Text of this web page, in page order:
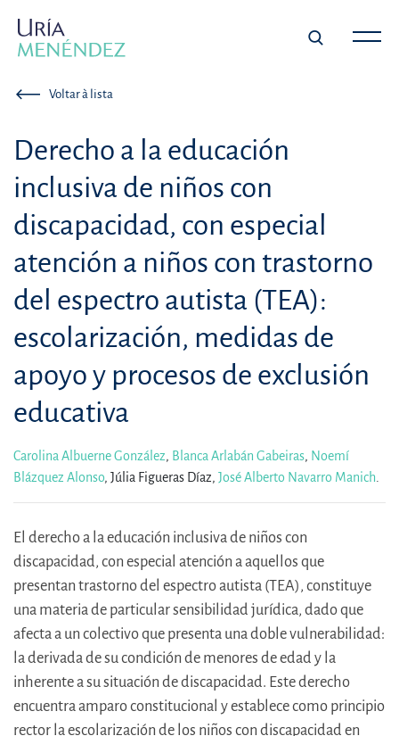
Voltar à lista
Derecho a la educación
inclusiva de niños con
discapacidad, con especial
atención a niños con trastorno
del espectro autista (TEA):
escolarización, medidas de
apoyo y procesos de exclusión
educativa
Carolina Albuerne González, Blanca Arlabán Gabeiras, Noemí
Blázquez Alonso, Júlia Figueras Díaz, José Alberto Navarro Manich.
El derecho a la educación inclusiva de niños con
discapacidad, con especial atención a aquellos que
presentan trastorno del espectro autista (TEA), constituye
una materia de particular sensibilidad jurídica, dado que
afecta a un colectivo que presenta una doble vulnerabilidad:
la derivada de su condición de menores de edad y la
inherente a su situación de discapacidad. Este derecho
encuentra amparo constitucional y establece como principio
rector la escolarización de los niños con discapacidad en